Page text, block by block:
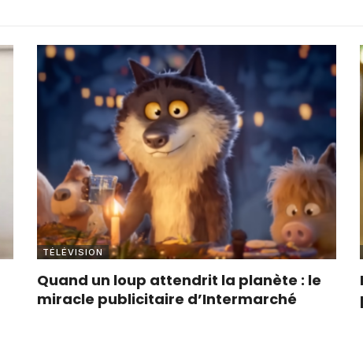
TÉLÉVISION
Quand un loup attendrit la planète : le
miracle publicitaire d’Intermarché